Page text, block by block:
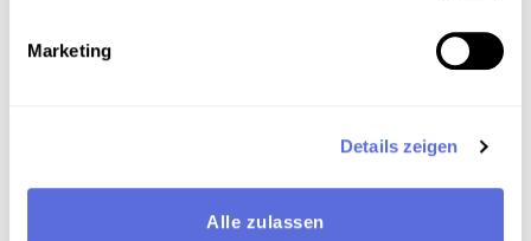
Marketing
Details zeigen
Alle zulassen
Eigenaufnahme der Österreichischen Mediathek
Teil der Sammlung